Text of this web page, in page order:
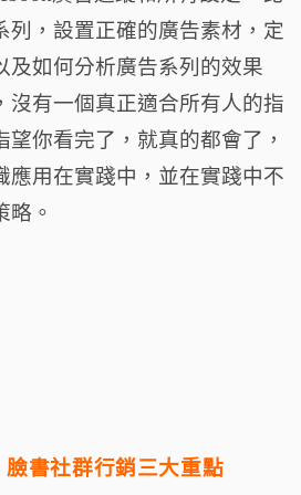
列，設置正確的廣告素材，定
及如何分析廣告系列的效果
沒有一個真正適合所有人的指
你看完了，就真的都會了，
應用在實踐中，並在實踐中不
略。
臉書社群行銷三大重點